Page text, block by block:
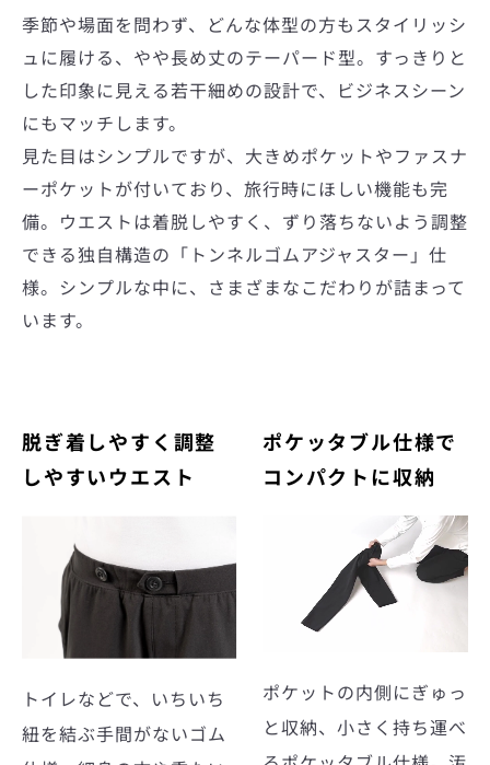
季節や場面を問わず、どんな体型の方もスタイリッシ
ュに履ける、やや長め丈のテーパード型。すっきりと
した印象に見える若干細めの設計で、ビジネスシーン
にもマッチします。
見た目はシンプルですが、大きめポケットやファスナ
ーポケットが付いており、旅行時にほしい機能も完
備。ウエストは着脱しやすく、ずり落ちないよう調整
できる独自構造の「トンネルゴムアジャスター」仕
様。シンプルな中に、さまざまなこだわりが詰まって
います。
脱ぎ着しやすく調整
しやすいウエスト
トイレなどで、いちいち
紐を結ぶ手間がないゴム
ポケッタブル仕様で
コンパクトに収納
ポケットの内側にぎゅっ
と収納、小さく持ち運べ